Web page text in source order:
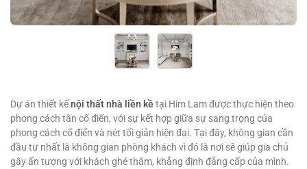
Dự án thiết kếnội thất nhà liền kềtại Him Lam được thực hiện theo
phong cách tân cổ điển, với sự kết hợp giữa sự sang trọng của
phong cách cổ điển và nét tối giản hiện đại. Tại đây, không gian cần
đầu tư nhất là không gian phòng khách vì đó là nơi sẽ giúp gia chủ
gây ấn tượng với khách ghé thăm, khẳng định đẳng cấp của mình.